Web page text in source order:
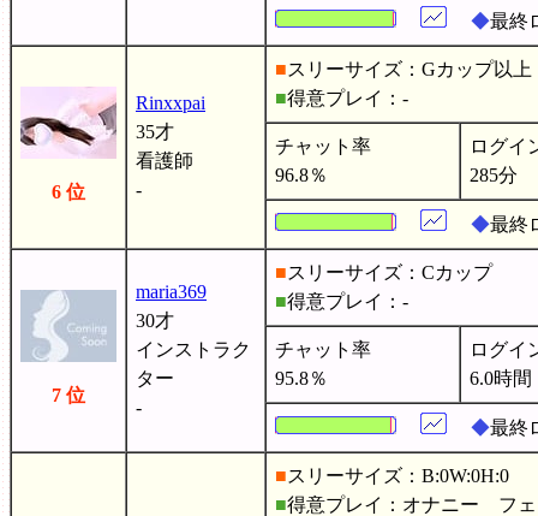
◆最終
6 位
Rinxxpai
35才
看護師
-
■スリーサイズ：Gカップ以上
■得意プレイ：-
チャット率
96.8％
ログイ
285分
◆最終
7 位
maria369
30才
インストラク
ター
-
■スリーサイズ：Cカップ
■得意プレイ：-
チャット率
95.8％
ログイ
6.0時間
◆最終
■スリーサイズ：B:0W:0H:0
■得意プレイ：オナニー